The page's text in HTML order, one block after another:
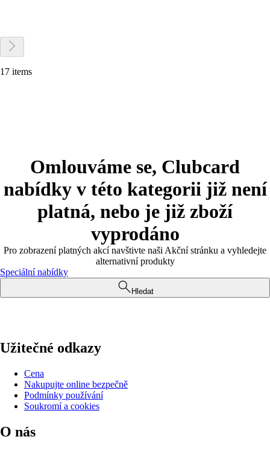
17 items
Omlouváme se, Clubcard
nabídky v této kategorii již není
platná, nebo je již zboží
vyprodáno
Pro zobrazení platných akcí navštivte naši Akční stránku a vyhledejte
alternativní produkty
Speciální nabídky
Hledat
Užitečné odkazy
Cena
Nakupujte online bezpečně
Podmínky používání
Soukromí a cookies
O nás